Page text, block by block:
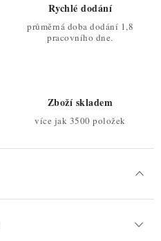
Rychlé dodání
průměrná doba dodání 1,8
pracovního dne.
Zboží skladem
více jak 3500 položek